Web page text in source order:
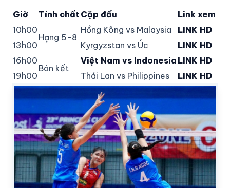
Giờ Tính chất Cặp đấu
Link xem
10h00
Hạng 5-8
Hồng Kông vs Malaysia
LINK HD
13h00
Kyrgyzstan vs Úc
LINK HD
16h00
Bán kết
Việt Nam vs Indonesia LINK HD
19h00
Thái Lan vs Philippines LINK HD